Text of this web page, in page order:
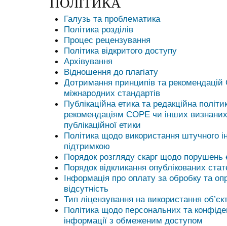
Галузь та проблематика
Політика розділів
Процес рецензування
Політика відкритого доступу
Архівування
Відношення до плагіату
Дотримання принципів та
міжнародних стандартів
Публікаційна етика та редакційна
рекомендаціям COPE чи інших
публікаційної етики
Політика щодо використання штучного
підтримкою
Порядок розгляду скарг щодо порушень
Порядок відкликання опублікованих
Інформація про оплату за обробку та
відсутність
Тип ліцензування на використання
Політика щодо персональних та
інформації з обмеженим доступом